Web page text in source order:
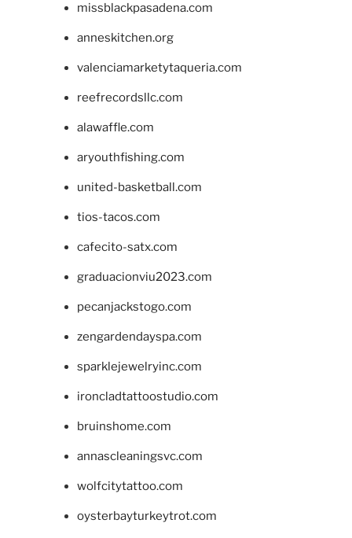
missblackpasadena.com
anneskitchen.org
valenciamarketytaqueria.com
reefrecordsllc.com
alawaffle.com
aryouthfishing.com
united-basketball.com
tios-tacos.com
cafecito-satx.com
graduacionviu2023.com
pecanjackstogo.com
zengardendayspa.com
sparklejewelryinc.com
ironcladtattoostudio.com
bruinshome.com
annascleaningsvc.com
wolfcitytattoo.com
oysterbayturkeytrot.com